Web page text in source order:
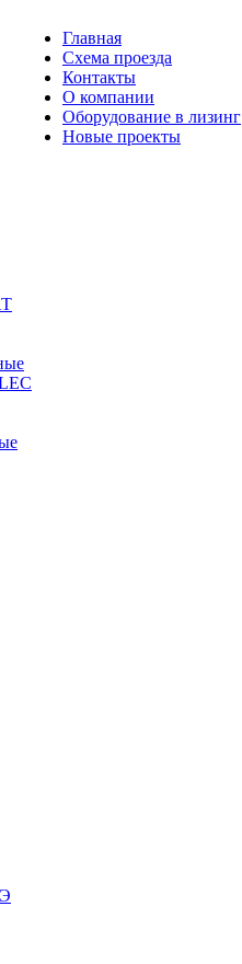
Главная
Схема проезда
Контакты
О компании
Оборудование в лизинг
Новые проекты